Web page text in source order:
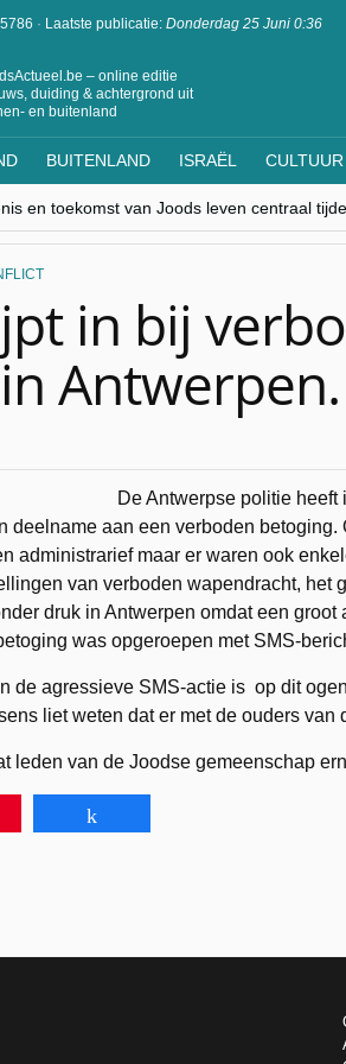
· Laatste publicatie: Donderdag 25 Juni 0:36
– online editie
duiding & achtergrond uit
en buitenland
BUITENLAND ISRAËL
en toekomst van Joods leven centraal
hoe moeilijk seculiere Westen
– Boekarest: de verrassing van Oost-
in België op de beklaagdenbank”
in bij
Antwerpen.
De Antwerpse politie
deelname aan een verboden
administrarief maar er waren ook
van verboden wapendracht, het
druk in Antwerpen omdat een
was opgeroepen met SMS-
de agressieve SMS-actie is op dit
liet weten dat er met de ouders
leden van de Joodse gemeenschap